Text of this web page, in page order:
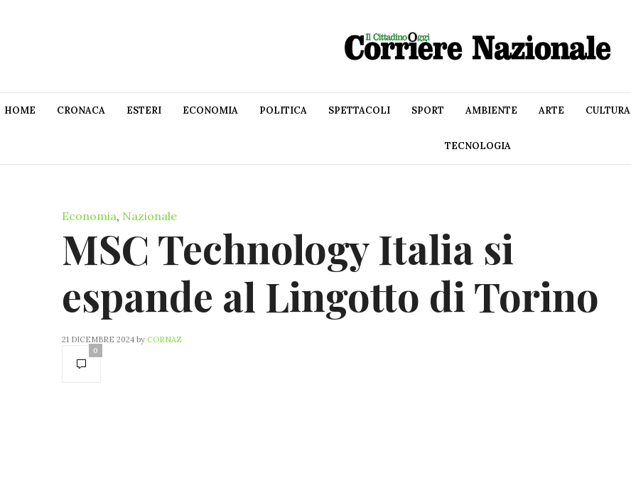
HOME CRONACA ESTERI ECONOMIA POLITICA SPETTACOLI SPORT AMBIENTE ARTE CULTURA
TECNOLOGIA
Economia, Nazionale
MSC Technology Italia si
espande al Lingotto di Torino
21 DICEMBRE 2024 by CORNAZ
0